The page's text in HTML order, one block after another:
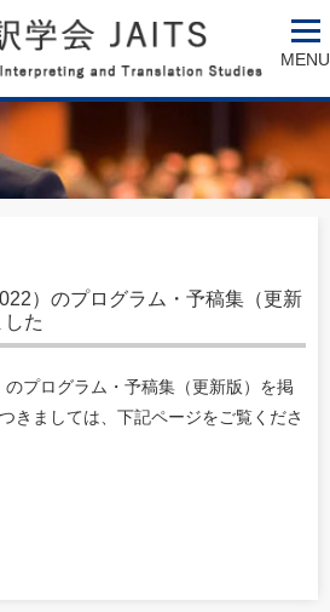
MENU
）のプログラム・予稿集（更新
た
プログラム・予稿集（更新版）を掲
きましては、下記ページをご覧くださ